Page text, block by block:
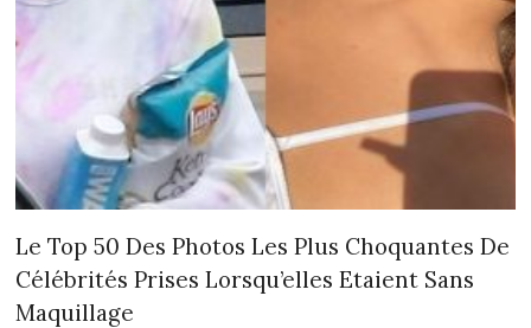
Le Top 50 Des Photos Les Plus Choquantes De
Célébrités Prises Lorsqu’elles Etaient Sans
Maquillage